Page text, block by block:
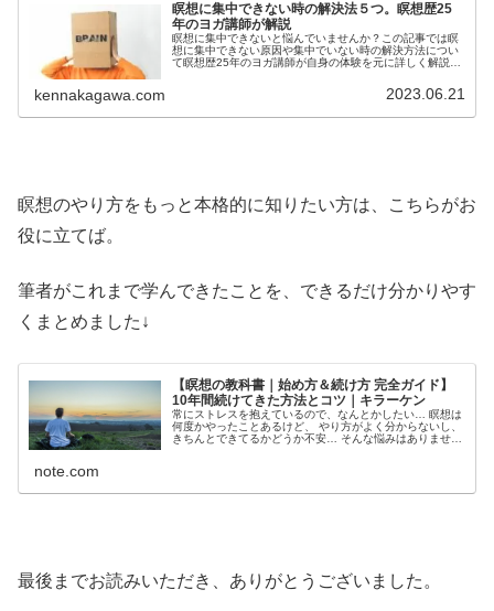
瞑想に集中できない時の解決法５つ。瞑想歴25
年のヨガ講師が解説
瞑想に集中できないと悩んでいませんか？この記事では瞑
想に集中できない原因や集中でいない時の解決方法につい
て瞑想歴25年のヨガ講師が自身の体験を元に詳しく解説し
kennakagawa.com 2023.06.21
瞑想のやり方をもっと本格的に知りたい方は、こちらがお
役に立てば。
筆者がこれまで学んできたことを、できるだけ分かりやす
くまとめました↓
【瞑想の教科書｜始め方＆続け方 完全ガイド】
10年間続けてきた方法とコツ｜キラーケン
常にストレスを抱えているので、なんとかしたい… 瞑想は
何度かやったことあるけど、 やり方がよく分からないし、
きちんとできてるかどうか不安… そんな悩みはありません
note.com
最後までお読みいただき、ありがとうございました。